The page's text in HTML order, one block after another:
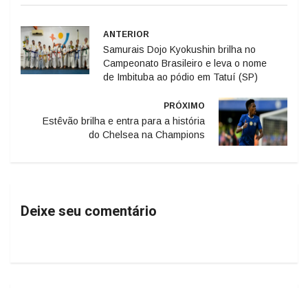
ANTERIOR
Samurais Dojo Kyokushin brilha no
Campeonato Brasileiro e leva o nome
de Imbituba ao pódio em Tatuí (SP)
PRÓXIMO
Estêvão brilha e entra para a história
do Chelsea na Champions
Deixe seu comentário